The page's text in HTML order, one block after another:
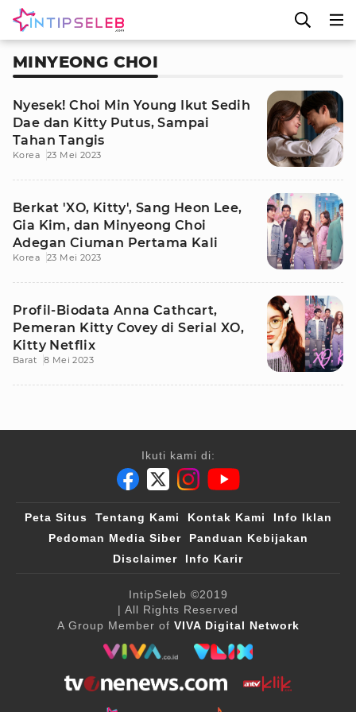
MINYEONG CHOI
Nyesek! Choi Min Young Ikut Sedih
Dae dan Kitty Putus, Sampai
Tahan Tangis
Korea 23 Mei 2023
Berkat 'XO, Kitty', Sang Heon Lee,
Gia Kim, dan Minyeong Choi
Adegan Ciuman Pertama Kali
Korea 23 Mei 2023
Profil-Biodata Anna Cathcart,
Pemeran Kitty Covey di Serial XO,
Kitty Netflix
Barat 8 Mei 2023
Ikuti kami di:
Peta Situs Tentang Kami Kontak Kami
Info Iklan
Pedoman Media Siber
Panduan Kebijakan
Disclaimer
Info Karir
IntipSeleb ©2019
| All Rights Reserved
A Group Member of VIVA Digital Network